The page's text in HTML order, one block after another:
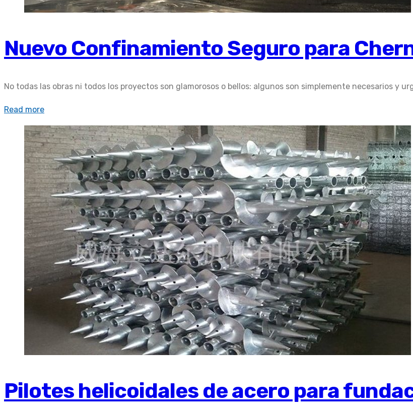
Nuevo Confinamiento Seguro para
No todas las obras ni todos los proyectos son glamorosos o bellos: algunos son simplemente necesarios y
Read more
Pilotes helicoidales de acero para